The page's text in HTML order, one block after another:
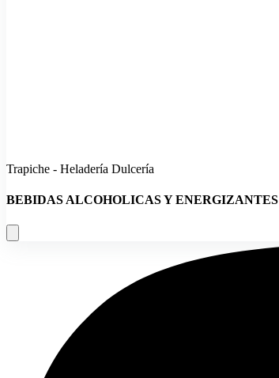
Trapiche - Heladería Dulcería
BEBIDAS ALCOHOLICAS Y ENERGIZANTES